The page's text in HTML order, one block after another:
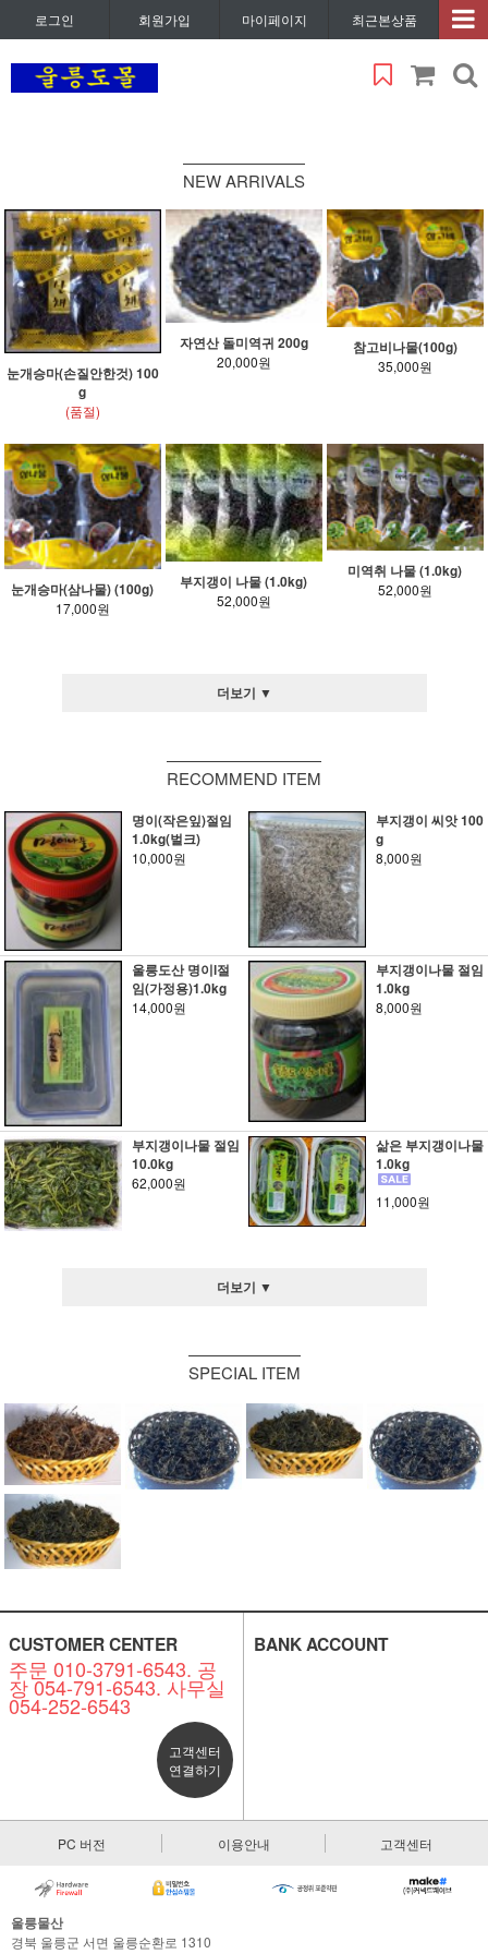
로그인 회원가입 마이페이지 최근본상품
NEW ARRIVALS
눈개승마(손질안한것) 100
g
(품절)
자연산 돌미역귀 200g
20,000원
참고비나물(100g)
35,000원
눈개승마(삼나물) (100g)
17,000원
부지갱이 나물 (1.0kg)
52,000원
미역취 나물 (1.0kg)
52,000원
더보기 ▼
RECOMMEND ITEM
명이(작은잎)절임
1.0kg(벌크)
10,000원
부지갱이 씨앗 100
g
8,000원
울릉도산 명이l절
임(가정용)1.0kg
14,000원
부지갱이나물 절임
1.0kg
8,000원
부지갱이나물 절임
10.0kg
62,000원
삶은 부지갱이나물
1.0kg
11,000원
더보기 ▼
SPECIAL ITEM
CUSTOMER CENTER
주문 010-3791-6543. 공
장 054-791-6543. 사무실
054-252-6543
고객센터
연결하기
BANK ACCOUNT
PC 버전 이용안내 고객센터
울릉물산
경북 울릉군 서면 울릉순환로 1310